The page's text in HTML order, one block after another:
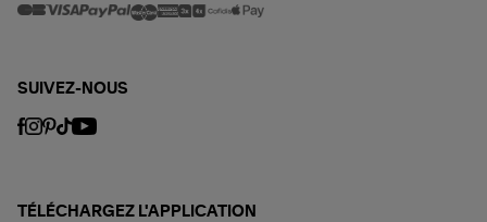
SUIVEZ-NOUS
TÉLÉCHARGEZ L'APPLICATION